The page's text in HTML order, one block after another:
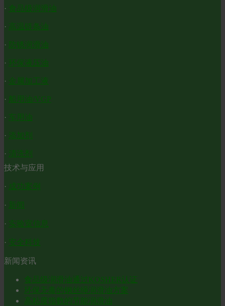
· 食品级润滑油
· 高温链条油
· 防锈润滑油
· 环保液压油
· 金属加工液
· 船用油/VGP
· 车用油
· 添加剂
· 清洗剂
技术与应用
· 成功案例
· 新闻
· 实验室信息
· 安全科技
新闻资讯
食品级润滑油通过KOSHER认证
环保无毒的钢丝绳润滑油方案
高粘度指数的节能润滑油